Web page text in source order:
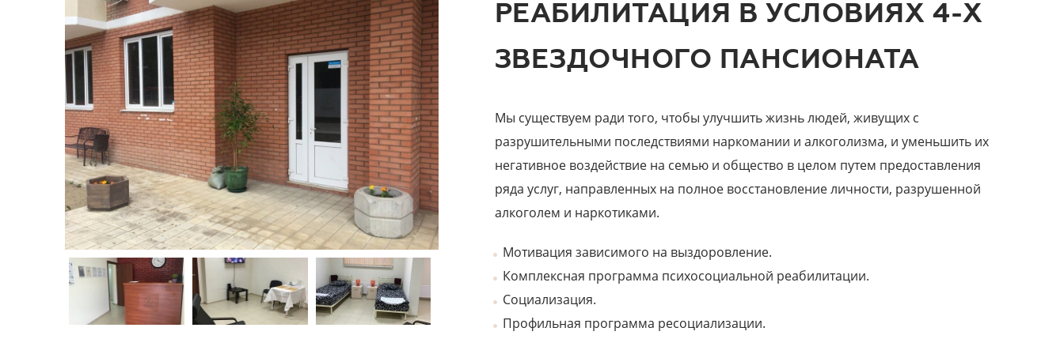
РЕАБИЛИТАЦИЯ В УСЛОВИЯХ 4-Х
ЗВЕЗДОЧНОГО ПАНСИОНАТА
Мы существуем ради того, чтобы улучшить жизнь людей, живущих с
разрушительными последствиями наркомании и алкоголизма, и уменьшить их
негативное воздействие на семью и общество в целом путем предоставления
ряда услуг, направленных на полное восстановление личности, разрушенной
алкоголем и наркотиками.
Мотивация зависимого на выздоровление.
Комплексная программа психосоциальной реабилитации.
Социализация.
Профильная программа ресоциализации.